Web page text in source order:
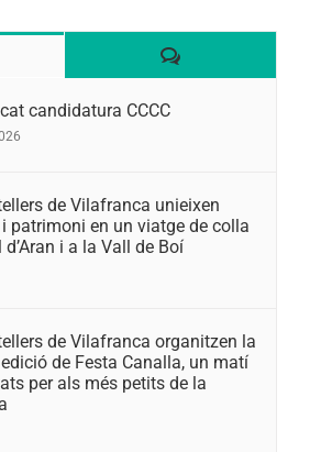
Comentaris
candidatura CCCC
de Vilafranca unieixen
patrimoni en un viatge de colla
d’Aran i a la Vall de Boí
de Vilafranca organitzen la
de Festa Canalla, un matí
per als més petits de la